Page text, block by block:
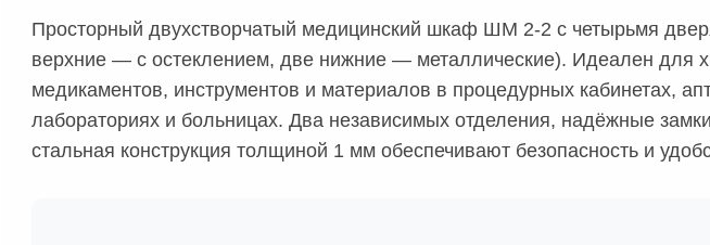
Просторный двухстворчатый медицинский шкаф ШМ 2-2 с четырьмя
верхние — с остеклением, две нижние — металлические). Идеален для
медикаментов, инструментов и материалов в процедурных кабинетах,
лабораториях и больницах. Два независимых отделения, надёжные
стальная конструкция толщиной 1 мм обеспечивают безопасность и